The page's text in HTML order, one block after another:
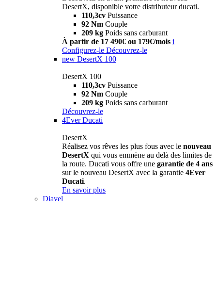
DesertX, disponible votre distributeur ducati.
110,3cv Puissance
92 Nm Couple
209 kg Poids sans carburant
À partir de 17 490€ ou 179€/mois i
Configurez-le Découvrez-le
new DesertX 100
DesertX 100
110,3cv Puissance
92 Nm Couple
209 kg Poids sans carburant
Découvrez-le
4Ever Ducati
DesertX
Réalisez vos rêves les plus fous avec le nouveau
DesertX qui vous emmène au delà des limites de
la route. Ducati vous offre une garantie de 4 ans
sur le nouveau DesertX avec la garantie 4Ever
Ducati.
En savoir plus
Diavel